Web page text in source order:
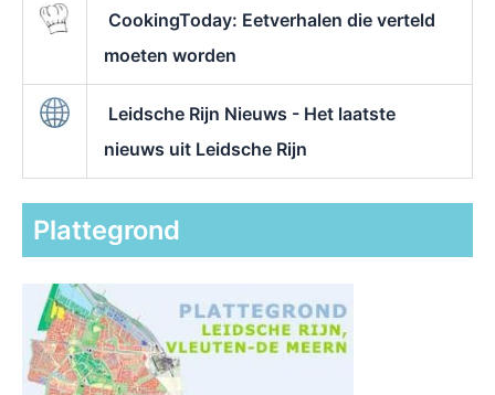
CookingToday: Eetverhalen die verteld
moeten worden
Leidsche Rijn Nieuws - Het laatste
nieuws uit Leidsche Rijn
Plattegrond